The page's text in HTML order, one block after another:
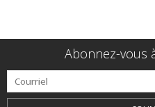
Abonnez-vous